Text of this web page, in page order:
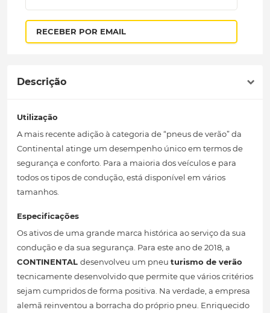
RECEBER POR EMAIL
Descrição
Utilização
A mais recente adição à categoria de “pneus de verão” da
Continental atinge um desempenho único em termos de
segurança e conforto. Para a maioria dos veículos e para
todos os tipos de condução, está disponível em vários
tamanhos.
Especificações
Os ativos de uma grande marca histórica ao serviço da sua
condução e da sua segurança. Para este ano de 2018, a
CONTINENTAL desenvolveu um pneu turismo de verão
tecnicamente desenvolvido que permite que vários critérios
sejam cumpridos de forma positiva. Na verdade, a empresa
alemã reinventou a borracha do próprio pneu. Enriquecido